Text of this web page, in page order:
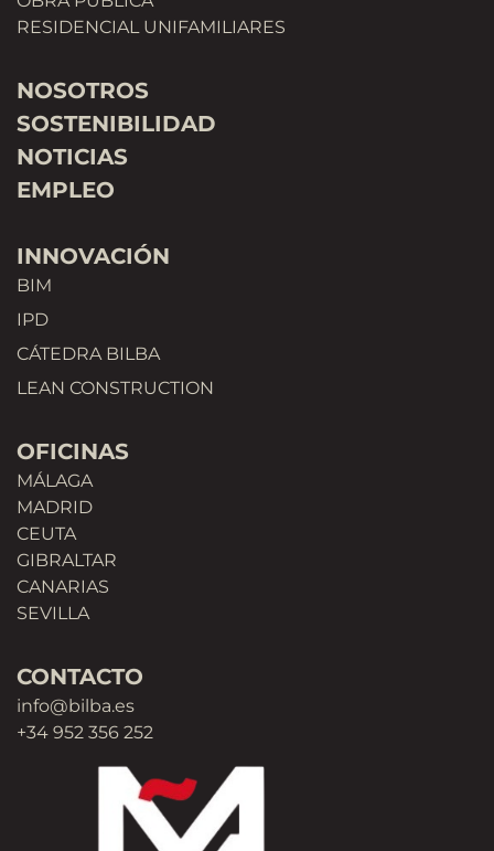
RESIDENCIAL UNIFAMILIARES
NOSOTROS
SOSTENIBILIDAD
NOTICIAS
EMPLEO
INNOVACIÓN
BIM
IPD
CÁTEDRA BILBA
LEAN CONSTRUCTION
OFICINAS
MÁLAGA
MADRID
CEUTA
GIBRALTAR
CANARIAS
SEVILLA
CONTACTO
info@bilba.es
+34 952 356 252